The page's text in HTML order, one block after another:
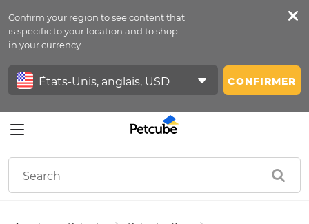
Confirm your region to see content that
is specific to your location and to shop
in your currency.
CONFIRMER
Petfeed
Se Connecter